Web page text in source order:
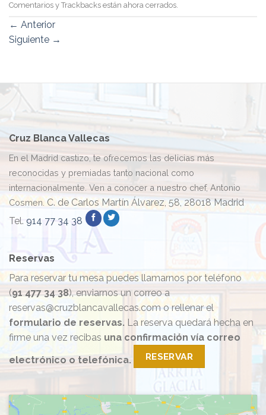
Comentarios y Trackbacks están ahora cerrados.
← Anterior
Siguiente →
Cruz Blanca Vallecas
En el Madrid castizo, te ofrecemos las delicias más
reconocidas y premiadas tanto nacional como
internacionalmente. Ven a conocer a nuestro chef, Antonio
Cosmen. C. de Carlos Martín Álvarez, 58, 28018 Madrid
Tel. 914 77 34 38
Reservas
Para reservar tu mesa puedes llamarnos por teléfono
(91 477 34 38), enviarnos un correo a
reservas@cruzblancavallecas.com o rellenar el
formulario de reservas. La reserva quedará hecha en
firme una vez recibas una confirmación vía correo
electrónico o telefónica. RESERVAR